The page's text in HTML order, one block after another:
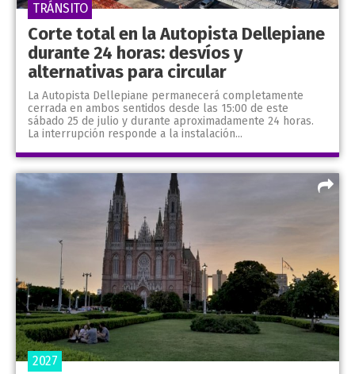
Corte total en la Autopista Dellepiane
durante 24 horas: desvíos y
alternativas para circular
La Autopista Dellepiane permanecerá completamente
cerrada en ambos sentidos desde las 15:00 de este
sábado 25 de julio y durante aproximadamente 24 horas.
La interrupción responde a la instalación...
TRÁNSITO
2027